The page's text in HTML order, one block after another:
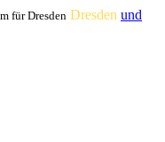
für Dresden Dresden und